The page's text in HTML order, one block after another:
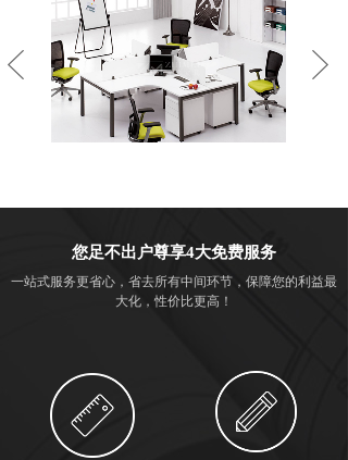
一站式服务更省心，省去所有中间环节，保障您的利益最
大化，性价比更高！
您足不出户尊享4大免费服务